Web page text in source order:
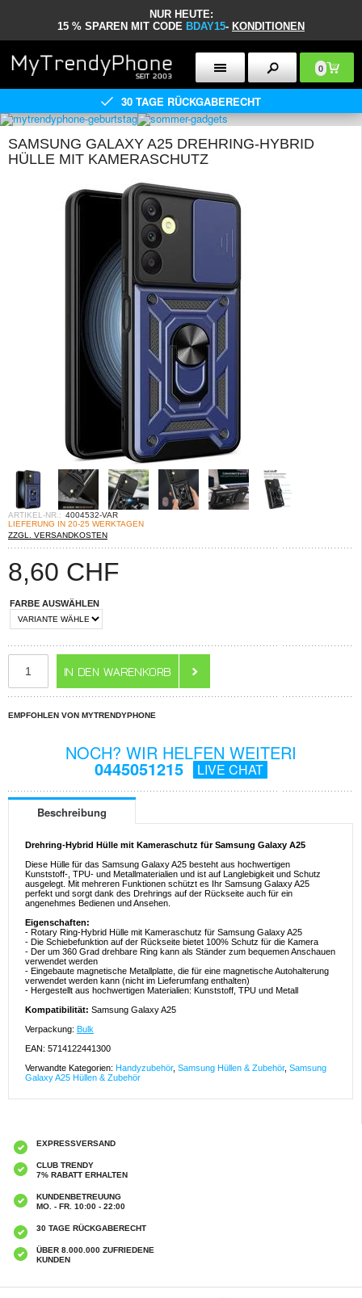
NUR HEUTE:
15 % SPAREN MIT CODE BDAY15- KONDITIONEN
0
30 TAGE RÜCKGABERECHT
SAMSUNG GALAXY A25 DREHRING-HYBRID
HÜLLE MIT KAMERASCHUTZ
ARTIKEL-NR.: 4004532-VAR
LIEFERUNG IN 20-25 WERKTAGEN
ZZGL. VERSANDKOSTEN
8,60 CHF
FARBE AUSWÄHLEN
EMPFOHLEN VON MYTRENDYPHONE
NOCH? WIR HELFEN WEITERI
0445051215 LIVE CHAT
Beschreibung
Drehring-Hybrid Hülle mit Kameraschutz für Samsung Galaxy A25
Diese Hülle für das Samsung Galaxy A25 besteht aus hochwertigen
Kunststoff-, TPU- und Metallmaterialien und ist auf Langlebigkeit und Schutz
ausgelegt. Mit mehreren Funktionen schützt es Ihr Samsung Galaxy A25
perfekt und sorgt dank des Drehrings auf der Rückseite auch für ein
angenehmes Bedienen und Ansehen.
Eigenschaften:
- Rotary Ring-Hybrid Hülle mit Kameraschutz für Samsung Galaxy A25
- Die Schiebefunktion auf der Rückseite bietet 100% Schutz für die Kamera
- Der um 360 Grad drehbare Ring kann als Ständer zum bequemen Anschauen
verwendet werden
- Eingebaute magnetische Metallplatte, die für eine magnetische Autohalterung
verwendet werden kann (nicht im Lieferumfang enthalten)
- Hergestellt aus hochwertigen Materialien: Kunststoff, TPU und Metall
Kompatibilität: Samsung Galaxy A25
Verpackung: Bulk
EAN: 5714122441300
Verwandte Kategorien: Handyzubehör, Samsung Hüllen & Zubehör, Samsung
Galaxy A25 Hüllen & Zubehör
EXPRESSVERSAND
CLUB TRENDY
7% RABATT ERHALTEN
KUNDENBETREUUNG
MO. - FR. 10:00 - 22:00
30 TAGE RÜCKGABERECHT
ÜBER 8.000.000 ZUFRIEDENE
KUNDEN